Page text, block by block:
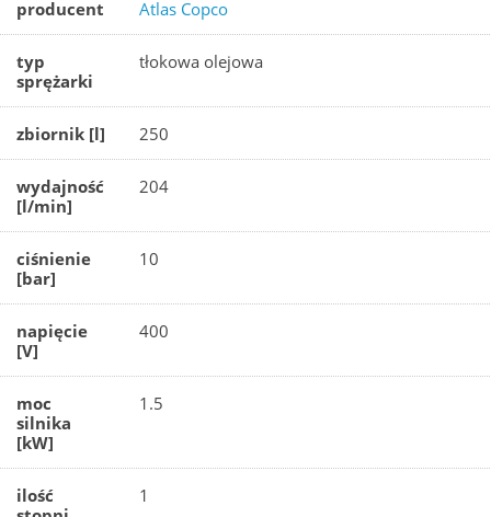
producent Atlas Copco
typ
sprężarki
tłokowa olejowa
zbiornik [l] 250
wydajność
[l/min]
204
ciśnienie
[bar]
10
napięcie
[V]
400
moc
silnika
[kW]
1.5
ilość
1